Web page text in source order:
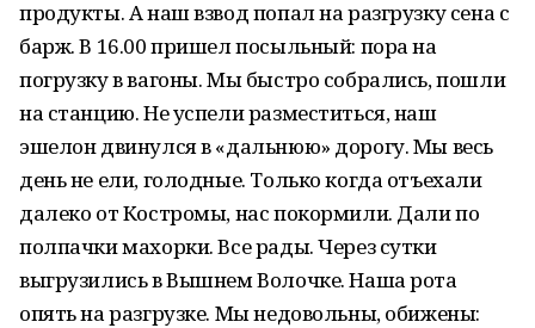
продукты. А наш взвод попал на разгрузку сена с
барж. В 16.00 пришел посыльный: пора на
погрузку в вагоны. Мы быстро собрались, пошли
на станцию. Не успели разместиться, наш
эшелон двинулся в «дальнюю» дорогу. Мы весь
день не ели, голодные. Только когда отъехали
далеко от Костромы, нас покормили. Дали по
полпачки махорки. Все рады. Через сутки
выгрузились в Вышнем Волочке. Наша рота
опять на разгрузке. Мы недовольны, обижены: